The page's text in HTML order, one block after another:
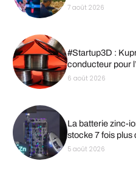
7 août 2026
#Startup3D :
conducteur pour
6 août 2026
La batterie zinc-
stocke 7 fois plus
5 août 2026